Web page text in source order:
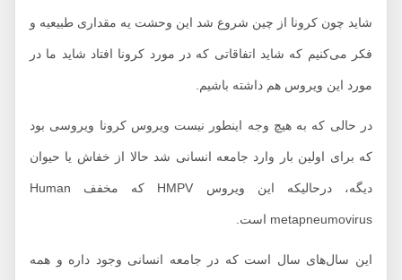
شاید چون کرونا از چین شروع شد این وحشت یه مقداری طبیعیه و
فکر می‌کنیم که شاید اتفاقاتی که در مورد کرونا افتاد شاید ما در
مورد این ویروس هم داشته باشیم.
در حالی که به هیچ وجه اینطور نیست ویروس کرونا ویروسی بود
که برای اولین بار وارد جامعه انسانی شد حالا از خفاش یا حیوان
دیگه، درحالیکه این ویروس HMPV که مخفف Human
metapneumovirus است.
این سال‌های سال است که در جامعه انسانی وجود داره و همه